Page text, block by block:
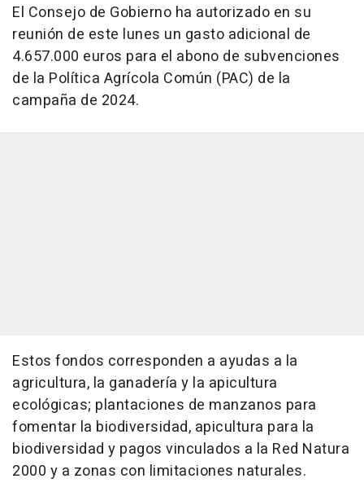
El Consejo de Gobierno ha autorizado en su
reunión de este lunes un gasto adicional de
4.657.000 euros para el abono de subvenciones
de la Política Agrícola Común (PAC) de la
campaña de 2024.
Estos fondos corresponden a ayudas a la
agricultura, la ganadería y la apicultura
ecológicas; plantaciones de manzanos para
fomentar la biodiversidad, apicultura para la
biodiversidad y pagos vinculados a la Red Natura
2000 y a zonas con limitaciones naturales.